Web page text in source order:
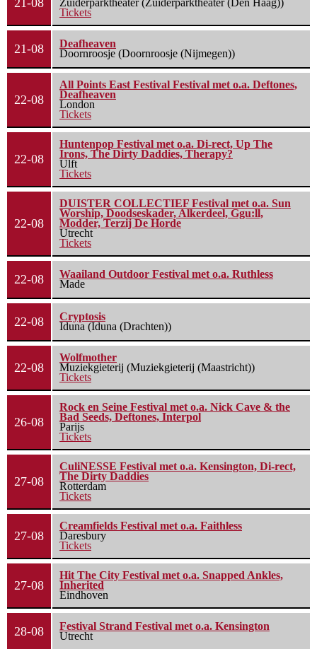
21-08
Zuiderparktheater (Zuiderparktheater (Den Haag))
Tickets
21-08
Deafheaven
Doornroosje (Doornroosje (Nijmegen))
22-08
All Points East Festival Festival met o.a. Deftones,
Deafheaven
London
Tickets
22-08
Huntenpop Festival met o.a. Di-rect, Up The
Irons, The Dirty Daddies, Therapy?
Ulft
Tickets
22-08
DUISTER COLLECTIEF Festival met o.a. Sun
Worship, Doodseskader, Alkerdeel, Ggu:ll,
Modder, Terzij De Horde
Utrecht
Tickets
22-08
Waailand Outdoor Festival met o.a. Ruthless
Made
22-08
Cryptosis
Iduna (Iduna (Drachten))
22-08
Wolfmother
Muziekgieterij (Muziekgieterij (Maastricht))
Tickets
26-08
Rock en Seine Festival met o.a. Nick Cave & the
Bad Seeds, Deftones, Interpol
Parijs
Tickets
27-08
CuliNESSE Festival met o.a. Kensington, Di-rect,
The Dirty Daddies
Rotterdam
Tickets
27-08
Creamfields Festival met o.a. Faithless
Daresbury
Tickets
27-08
Hit The City Festival met o.a. Snapped Ankles,
Inherited
Eindhoven
28-08
Festival Strand Festival met o.a. Kensington
Utrecht